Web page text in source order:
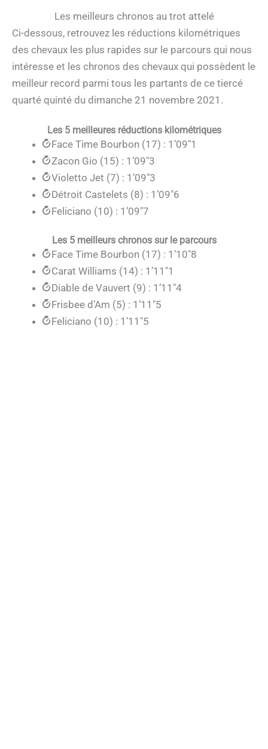
Les meilleurs chronos au trot attelé
Ci-dessous, retrouvez les réductions kilométriques
des chevaux les plus rapides sur le parcours qui nous
intéresse et les chronos des chevaux qui possèdent le
meilleur record parmi tous les partants de ce tiercé
quarté quinté du dimanche 21 novembre 2021.
Les 5 meilleures réductions kilométriques
Face Time Bourbon (17) : 1’09″1
Zacon Gio (15) : 1’09″3
Violetto Jet (7) : 1’09″3
Détroit Castelets (8) : 1’09″6
Feliciano (10) : 1’09″7
Les 5 meilleurs chronos sur le parcours
Face Time Bourbon (17) : 1’10″8
Carat Williams (14) : 1’11″1
Diable de Vauvert (9) : 1’11″4
Frisbee d’Am (5) : 1’11″5
Feliciano (10) : 1’11″5